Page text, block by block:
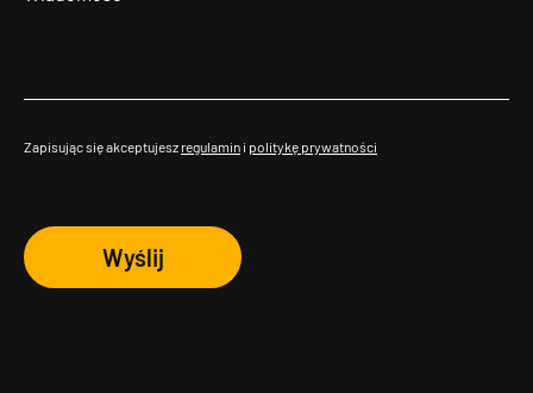
Zapisując się akceptujesz regulamin i politykę prywatności
Wyślij